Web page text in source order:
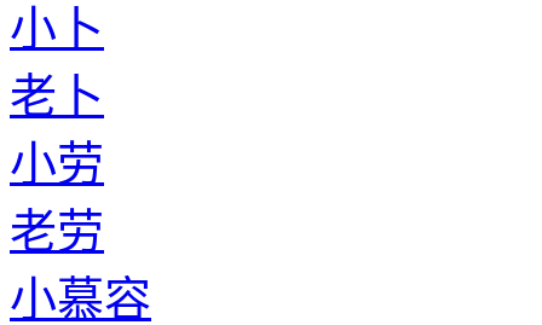
小卜
老卜
小劳
老劳
小慕容